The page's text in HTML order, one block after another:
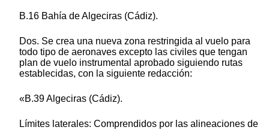
B.16 Bahía de Algeciras (Cádiz).
Dos. Se crea una nueva zona restringida al vuelo para
todo tipo de aeronaves excepto las civiles que tengan
plan de vuelo instrumental aprobado siguiendo rutas
establecidas, con la siguiente redacción:
«B.39 Algeciras (Cádiz).
Límites laterales: Comprendidos por las alineaciones de